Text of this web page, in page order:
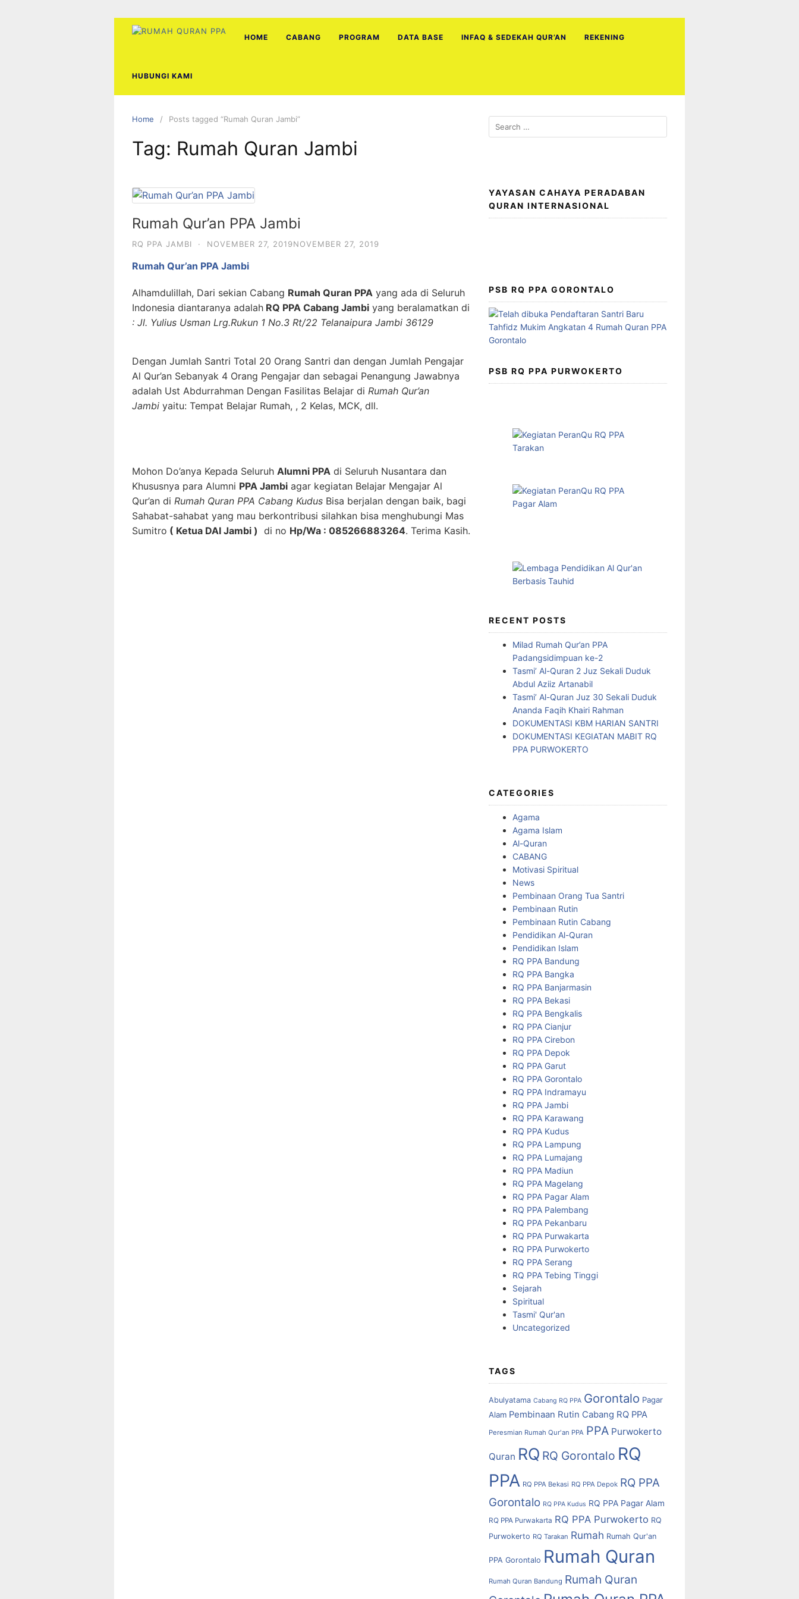
HOME CABANG PROGRAM DATA BASE INFAQ & SEDEKAH QUR’AN REKENING
HUBUNGI KAMI
Home Posts tagged “Rumah Quran Jambi”
Tag: Rumah Quran Jambi
Rumah Qur’an PPA Jambi
RQ PPA JAMBI · NOVEMBER 27, 2019NOVEMBER 27, 2019
Rumah Qur’an PPA Jambi
Alhamdulillah, Dari sekian Cabang Rumah Quran PPA yang ada di Seluruh
Indonesia diantaranya adalah RQ PPA Cabang Jambi yang beralamatkan di
: Jl. Yulius Usman Lrg.Rukun 1 No.3 Rt/22 Telanaipura Jambi 36129
Dengan Jumlah Santri Total 20 Orang Santri dan dengan Jumlah Pengajar
Al Qur’an Sebanyak 4 Orang Pengajar dan sebagai Penangung Jawabnya
adalah Ust Abdurrahman Dengan Fasilitas Belajar di Rumah Qur’an
Jambi yaitu: Tempat Belajar Rumah, , 2 Kelas, MCK, dll.
Mohon Do’anya Kepada Seluruh Alumni PPA di Seluruh Nusantara dan
Khususnya para Alumni PPA Jambi agar kegiatan Belajar Mengajar Al
Qur’an di Rumah Quran PPA Cabang Kudus Bisa berjalan dengan baik, bagi
Sahabat-sahabat yang mau berkontribusi silahkan bisa menghubungi Mas
Sumitro ( Ketua DAI Jambi ) di no Hp/Wa : 085266883264. Terima Kasih.
Search
for:
YAYASAN CAHAYA PERADABAN
QURAN INTERNASIONAL
PSB RQ PPA GORONTALO
PSB RQ PPA PURWOKERTO
RECENT POSTS
Milad Rumah Qur’an PPA
Padangsidimpuan ke-2
Tasmi’ Al-Quran 2 Juz Sekali Duduk
Abdul Aziiz Artanabil
Tasmi’ Al-Quran Juz 30 Sekali Duduk
Ananda Faqih Khairi Rahman
DOKUMENTASI KBM HARIAN SANTRI
DOKUMENTASI KEGIATAN MABIT RQ
PPA PURWOKERTO
CATEGORIES
Agama
Agama Islam
Al-Quran
CABANG
Motivasi Spiritual
News
Pembinaan Orang Tua Santri
Pembinaan Rutin
Pembinaan Rutin Cabang
Pendidikan Al-Quran
Pendidikan Islam
RQ PPA Bandung
RQ PPA Bangka
RQ PPA Banjarmasin
RQ PPA Bekasi
RQ PPA Bengkalis
RQ PPA Cianjur
RQ PPA Cirebon
RQ PPA Depok
RQ PPA Garut
RQ PPA Gorontalo
RQ PPA Indramayu
RQ PPA Jambi
RQ PPA Karawang
RQ PPA Kudus
RQ PPA Lampung
RQ PPA Lumajang
RQ PPA Madiun
RQ PPA Magelang
RQ PPA Pagar Alam
RQ PPA Palembang
RQ PPA Pekanbaru
RQ PPA Purwakarta
RQ PPA Purwokerto
RQ PPA Serang
RQ PPA Tebing Tinggi
Sejarah
Spiritual
Tasmi' Qur'an
Uncategorized
TAGS
Abulyatama Cabang RQ PPA Gorontalo Pagar
Alam Pembinaan Rutin Cabang RQ PPA
Peresmian Rumah Qur'an PPA PPA Purwokerto
Quran RQ RQ Gorontalo RQ
PPA RQ PPA Bekasi RQ PPA Depok RQ PPA
Gorontalo RQ PPA Kudus RQ PPA Pagar Alam
RQ PPA Purwakarta RQ PPA Purwokerto RQ
Purwokerto RQ Tarakan Rumah Rumah Qur'an
PPA Gorontalo Rumah Quran
Rumah Quran Bandung Rumah Quran